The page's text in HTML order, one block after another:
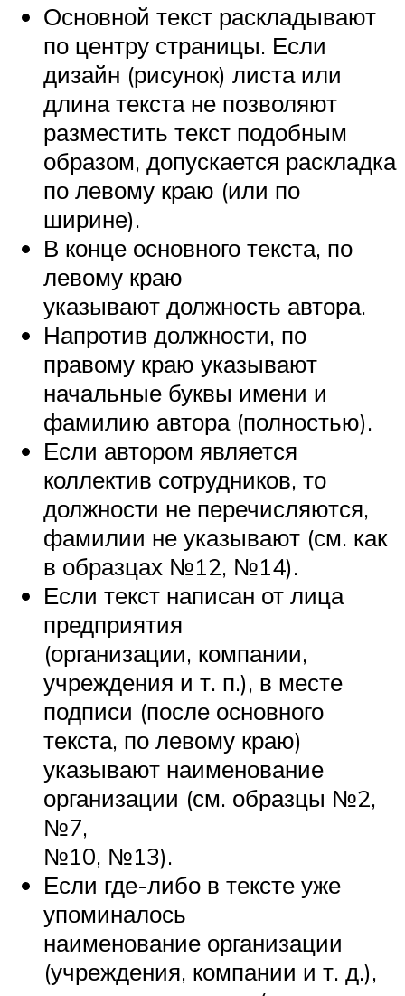
Основной текст раскладывают
по центру страницы. Если
дизайн (рисунок) листа или
длина текста не позволяют
разместить текст подобным
образом, допускается раскладка
по левому краю (или по
ширине).
В конце основного текста, по
левому краю
указывают должность автора.
Напротив должности, по
правому краю указывают
начальные буквы имени и
фамилию автора (полностью).
Если автором является
коллектив сотрудников, то
должности не перечисляются,
фамилии не указывают (см. как
в образцах №12, №14).
Если текст написан от лица
предприятия
(организации, компании,
учреждения и т. п.), в месте
подписи (после основного
текста, по левому краю)
указывают наименование
организации (см. образцы №2,
№7,
№10, №13).
Если где-либо в тексте уже
упоминалось
наименование организации
(учреждения, компании и т. д.),